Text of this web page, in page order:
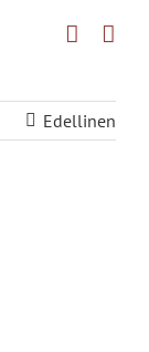
Edellinen